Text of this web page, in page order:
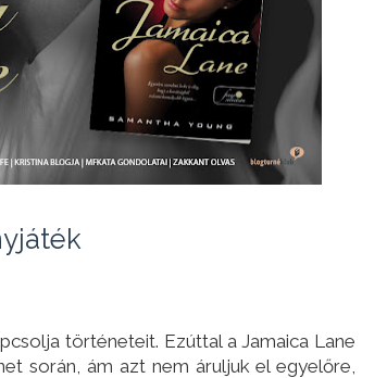
történeteit. Ezúttal a Jamaica Lane
során, ám azt nem áruljuk el egyelőre,